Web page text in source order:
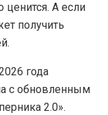
ценится. А если
получить
года
с обновленным
2.0».